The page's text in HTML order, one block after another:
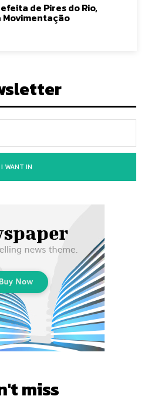
de Pires do Rio,
I WANT IN
miss